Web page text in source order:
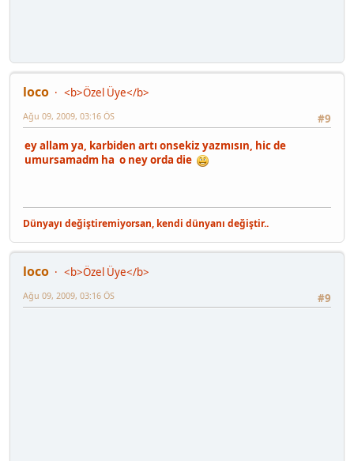
loco
<b>Özel Üye</b>
#9
Ağu 09, 2009, 03:16 ÖS
ey allam ya, karbiden artı onsekiz yazmısın, hic de
umursamadm ha o ney orda die
Dünyayı değiştiremiyorsan, kendi dünyanı değiştir..
loco
<b>Özel Üye</b>
#9
Ağu 09, 2009, 03:16 ÖS